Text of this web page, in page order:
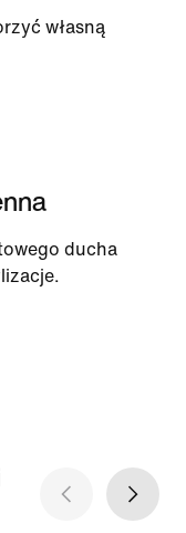
własną
ducha